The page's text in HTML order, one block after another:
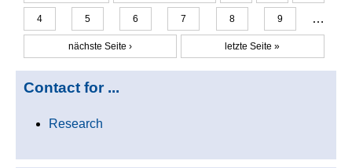
Seiten
4 5 6 7 8 9 …
nächste Seite › letzte Seite »
Contact for ...
Research